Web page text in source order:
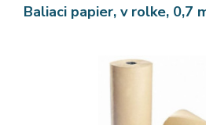
Baliaci papier, v rolke, 0,7